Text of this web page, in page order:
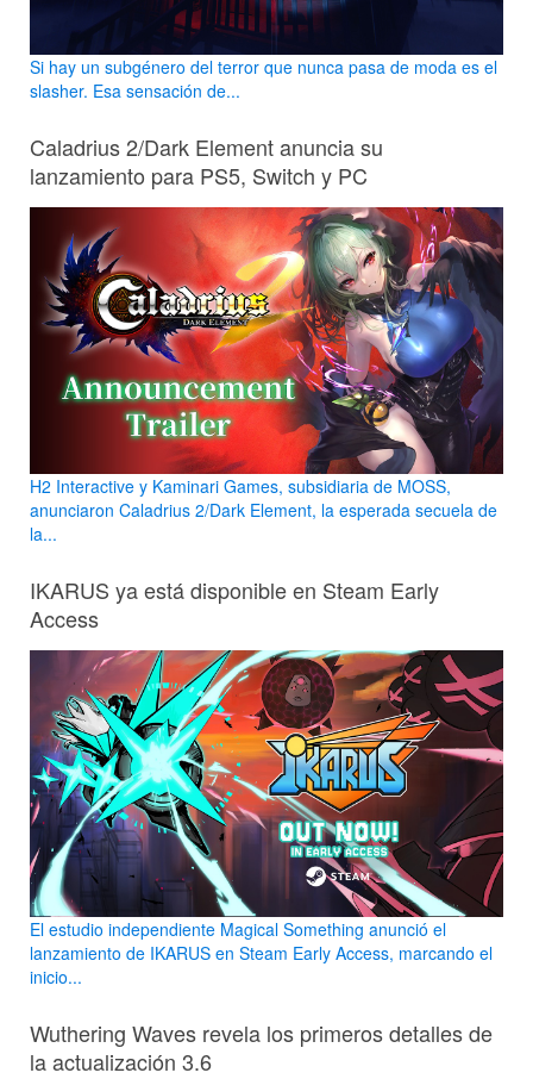
Si hay un subgénero del terror que nunca pasa de moda es el
slasher. Esa sensación de...
Caladrius 2/Dark Element anuncia su
lanzamiento para PS5, Switch y PC
H2 Interactive y Kaminari Games, subsidiaria de MOSS,
anunciaron Caladrius 2/Dark Element, la esperada secuela de
la...
IKARUS ya está disponible en Steam Early
Access
El estudio independiente Magical Something anunció el
lanzamiento de IKARUS en Steam Early Access, marcando el
inicio...
Wuthering Waves revela los primeros detalles de
la actualización 3.6